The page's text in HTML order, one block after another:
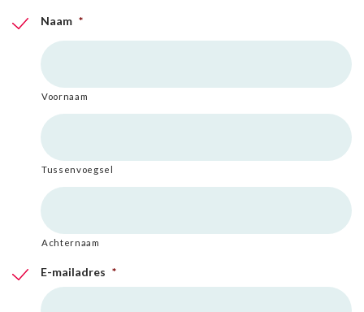
Naam *
Voornaam
Tussenvoegsel
Achternaam
E-mailadres *